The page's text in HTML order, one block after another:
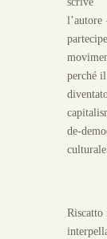
l’autore
perché
de-
Riscatto